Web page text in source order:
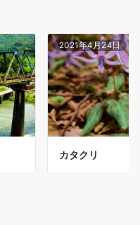
2021年4月24日
カタクリ